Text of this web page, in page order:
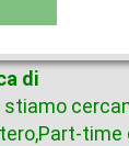
di
Part-time